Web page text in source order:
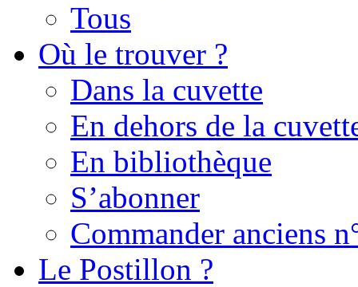
Tous
Où le trouver ?
Dans la cuvette
En dehors de la
En bibliothèque
S’abonner
Commander anciens
Le Postillon ?